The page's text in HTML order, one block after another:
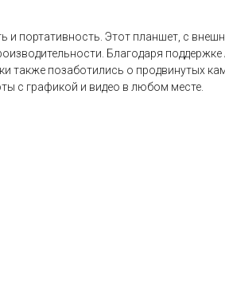
и портативность. Этот планшет, с
Благодаря поддержке
также позаботились о продвинутых
с графикой и видео в любом месте.